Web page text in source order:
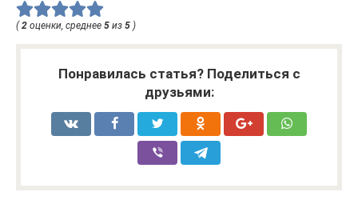
( 2 оценки, среднее 5 из 5 )
Понравилась статья? Поделиться с
друзьями: